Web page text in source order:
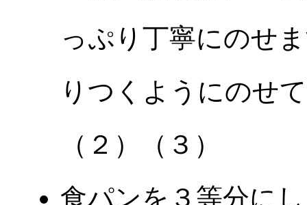
っぷり丁寧にのせ
りつくようにのせ
（２）（３）
食パンを３等分に